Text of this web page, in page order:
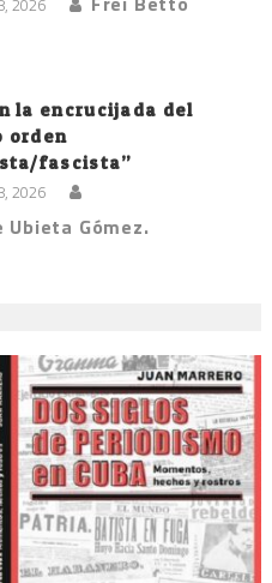
2026
la encrucijada del
orden
fascista”
2026
Ubieta Gómez.